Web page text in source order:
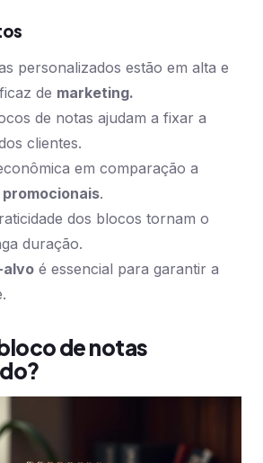
personalizados estão em alta e
de marketing.
de notas ajudam a fixar a
clientes.
em comparação a
.
dos blocos tornam o
duração.
alvo é essencial para garantir a
de notas